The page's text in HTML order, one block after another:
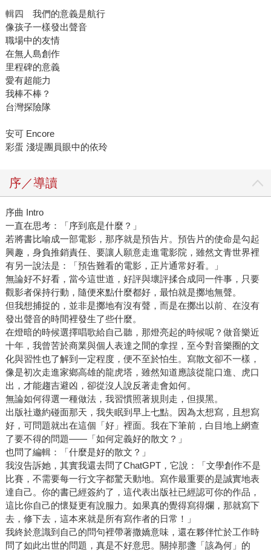
輯四 我們的意義是航行
像孩子一樣發出聲音
職場中的友情
在無人島創作
里程碑的意義
愛有超能力
我棒不棒？
台灣探險隊
安可 Encore
彩蛋 淺堤團員眼中的依玲
序／導讀
序曲 Intro
一直在思考：「序到底是什麼？」
若將書比喻成一部電影，那序就是預告片。預告片的使命是勾起
興趣，身負推銷責任、要讓人願意走進電影院，雖然文青世界裡
有另一說法是：「預告難看的電影，正片通常好看。」
無論好不好看，當今這世道，好評與壞評揉合成同一件事，只要
觀影者保持行動，隨便來點什麼都好，最怕就是擲地無聲。
但我想捕捉的，並非是擲地有沒有聲，而是在擲出以前、在沒有
發出聲音的時間裡發生了些什麼。
在燈暗的時候選擇唱歌給自己聽，那燈亮起的時候呢？做音樂近
十年，我曾苦於商業與個人表達之間的拿捏，至今對音樂圈的文
化與習性也了解到一定程度，便不至於怕生。寫散文卻不一樣，
像是初次走進家鄉高雄的龍虎塔，雖然知道應該從龍口進、虎口
出，才能趨吉避凶，卻從沒人說反著走會如何。
無論如何得選一種做法，我習慣照著規則走，但摸黑。
出版社邀約碰面那天，我失眠到早上七點。因為太想寫，且想寫
好，可問題就出在這個「好」裡面。我在下筆前，白目地上網查
了要不得的問題——「如何定義好的散文？」
也問了編輯：「什麼是好的散文？」
我沒告訴她，其實我還去問了ChatGPT，它說：「文學創作不是
比賽，不需要每一行文字都驚天動地。寫作最重要的是誠實地表
達自己。你的書已經簽約了，這代表出版社已經認可你的作品，
這比你自己的懷疑更有說服力。如果真的覺得寫得爛，那就寫下
去，修下去，這本來就是所有寫作者的日常！」
我終於意識到自己的問句裡帶著撒嬌意味，還在夥伴忙於工作時
問了如此出世的問題，真是不好意思。關掉那盞「該為何」的